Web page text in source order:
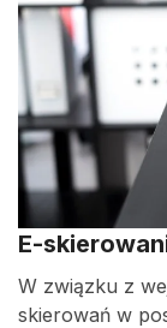
E-
W związku z
skierowań w